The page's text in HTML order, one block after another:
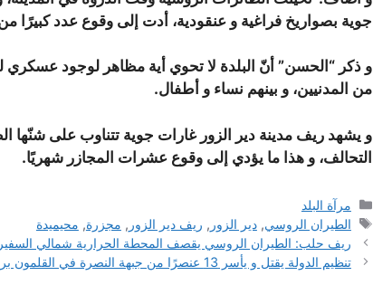
جوية بصواريخ فراغية و عنقودية، أدت إلى وقوع عدد كبيرًا من
و ذكر “الحسن” أنّ البلدة لا تحوي أية مظاهر لوجود عسكري
من المدنيين، و بينهم نساء و أطفال.
و يشهد ريف مدينة دير الزور غارات جوية تتناوب على شنّها
التحالف، و هذا ما يؤدي إلى وقوع عشرات المجازر شهريًا.
التصنيفات
مرآة البلد
الوسوم
الطيران الروسي,دير الزور , ريف دير الزور , مجزرة, محيميدة
ريف حلب: الطيران الروسي يقصف المحطة الحرارية شمالي
تنظيم الدولة يقتل و يأسر 13 عنصرًا من جبهة النصرة في القلمون بريف دمشق